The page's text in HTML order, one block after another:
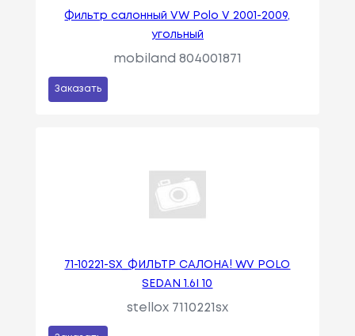
Фильтр салонный VW Polo V 2001-2009,
угольный
mobiland 804001871
Заказать
71-10221-SX_ФИЛЬТР САЛОНА! WV POLO
SEDAN 1.6I 10
stellox 7110221sx